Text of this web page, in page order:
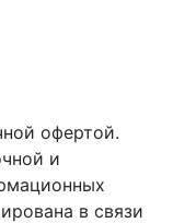
офертой.
и
в связи